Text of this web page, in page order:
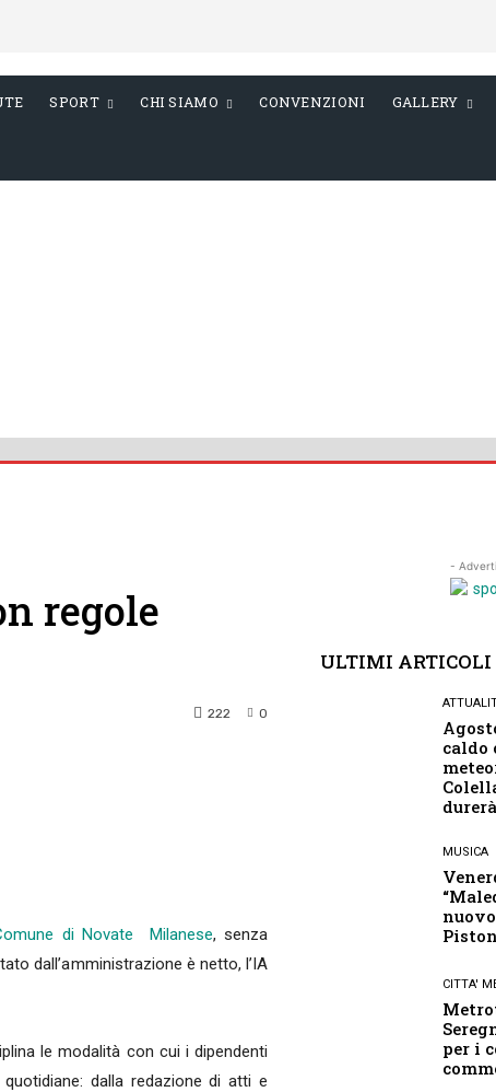
SPORT CHI SIAMO CONVENZIONI GALLERY
regole
0
222
di Novate Milanese, senza
dall’amministrazione è netto, l’IA
le modalità con cui i dipendenti
dalla redazione di atti e
-
ULTIMI ARTICOLI
caldo
MUSICA
CITTA'
per i